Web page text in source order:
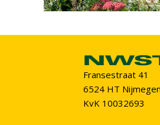
Fransestraat 41
6524 HT Nijmegen
KvK 10032693